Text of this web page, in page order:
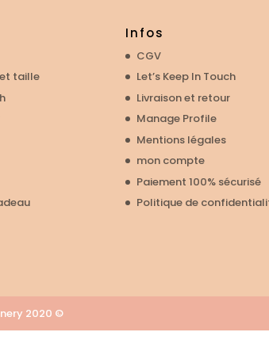
taille
Infos
CGV
Let’s Keep In Touch
Livraison et retour
Manage Profile
Mentions légales
mon compte
Paiement 100% sécurisé
Politique de
2020 ©